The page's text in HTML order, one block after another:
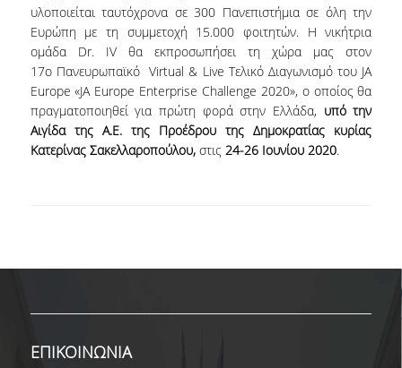
υλοποιείται ταυτόχρονα σε 300 Πανεπιστήμια σε όλη την
Ευρώπη με τη συμμετοχή 15.000 φοιτητών. Η νικήτρια
ομάδα Dr. IV θα εκπροσωπήσει τη χώρα μας στον
17ο Πανευρωπαϊκό Virtual & Live Τελικό Διαγωνισμό του JA
Europe «JA Europe Enterprise Challenge 2020», ο οποίος θα
πραγματοποιηθεί για πρώτη φορά στην Ελλάδα, υπό την
Αιγίδα της Α.Ε. της Προέδρου της Δημοκρατίας κυρίας
Κατερίνας Σακελλαροπούλου, στις 24-26 Ιουνίου 2020.
ΕΠΙΚΟΙΝΩΝΙΑ